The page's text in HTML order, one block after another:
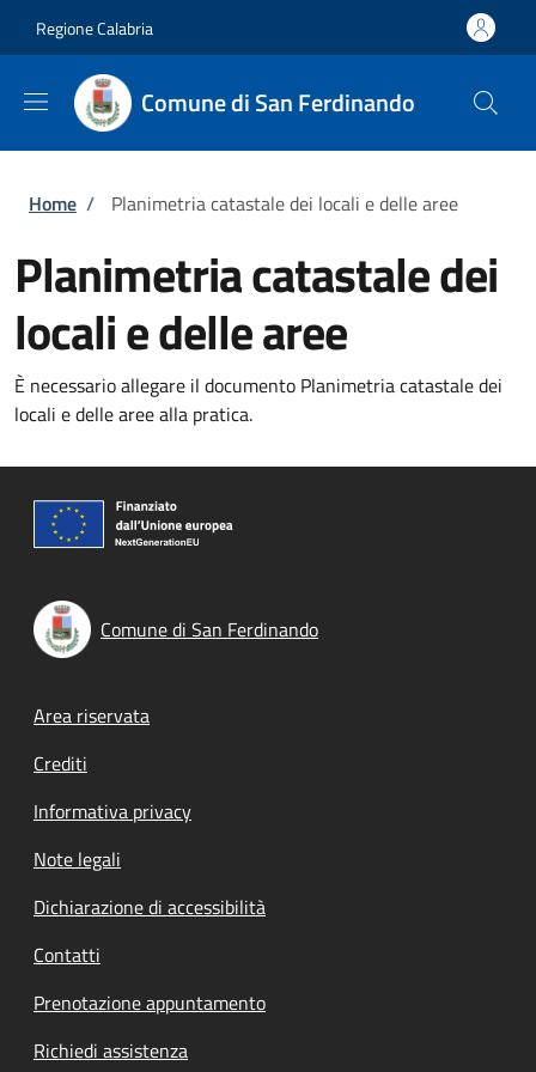
Regione Calabria
Comune di San Ferdinando
Briciole di pane
Home / Planimetria catastale dei locali e delle aree
Planimetria catastale dei
locali e delle aree
È necessario allegare il documento Planimetria catastale dei
locali e delle aree alla pratica.
Comune di San Ferdinando
Footer menu
Area riservata
Crediti
Informativa privacy
Note legali
Dichiarazione di accessibilità
Contatti
Prenotazione appuntamento
Richiedi assistenza